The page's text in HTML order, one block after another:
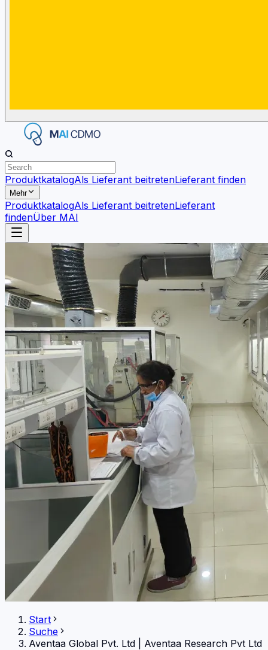
ProduktkatalogAls Lieferant beitretenLieferant finden
Mehr
ProduktkatalogAls Lieferant beitretenLieferant
findenÜber MAI
Start
Suche
Aventaa Global Pvt. Ltd
Aventaa Research Pvt Ltd